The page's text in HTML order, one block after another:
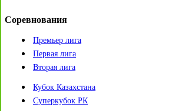
Соревнования
Премьер лига
Первая лига
Вторая лига
Кубок Казахстана
Суперкубок РК